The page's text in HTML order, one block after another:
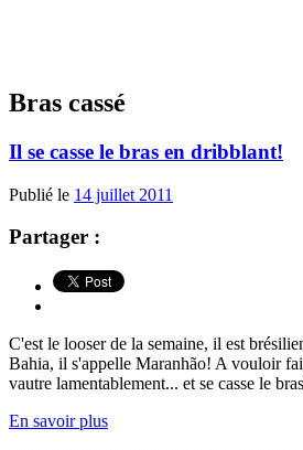
Bras cassé
Il se casse le bras en dribblant!
Publié le 14 juillet 2011
Partager :
C'est le looser de la semaine, il est
Bahia, il s'appelle Maranhão! A vouloir
vautre lamentablement... et se casse le
En savoir plus